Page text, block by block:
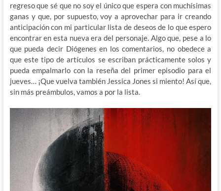
regreso que sé que no soy el único que espera con muchísimas
ganas y que, por supuesto, voy a aprovechar para ir creando
anticipación con mi particular lista de deseos de lo que espero
encontrar en esta nueva era del personaje. Algo que, pese a lo
que pueda decir Diógenes en los comentarios, no obedece a
que este tipo de artículos se escriban prácticamente solos y
pueda empalmarlo con la reseña del primer episodio para el
jueves… ¡Que vuelva también Jessica Jones si miento! Así que,
sin más preámbulos, vamos a por la lista.